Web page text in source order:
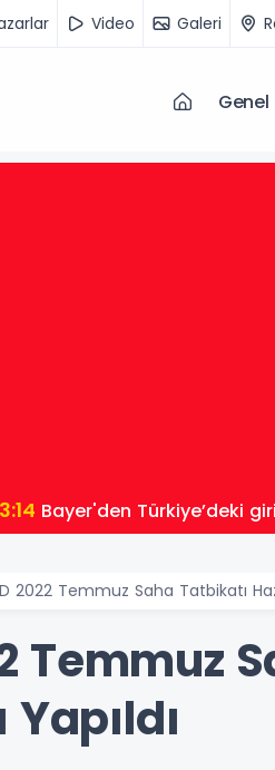
Video Galeri
Genel
Bayer'den Türkiye’deki
2022 Temmuz Saha Tatbikatı
Temmuz